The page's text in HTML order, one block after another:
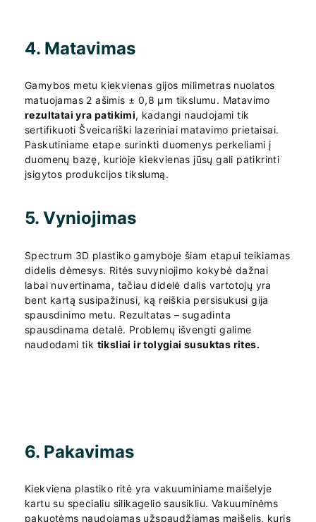
4. Matavimas
Gamybos metu kiekvienas gijos milimetras nuolatos
matuojamas 2 ašimis ± 0,8 µm tikslumu. Matavimo
rezultatai yra patikimi, kadangi naudojami tik
sertifikuoti Šveicariški lazeriniai matavimo prietaisai.
Paskutiniame etape surinkti duomenys perkeliami į
duomenų bazę, kurioje kiekvienas jūsų gali patikrinti
įsigytos produkcijos tikslumą.
5. Vyniojimas
Spectrum 3D plastiko gamyboje šiam etapui teikiamas
didelis dėmesys. Ritės suvyniojimo kokybė dažnai
labai nuvertinama, tačiau didelė dalis vartotojų yra
bent kartą susipažinusi, ką reiškia persisukusi gija
spausdinimo metu. Rezultatas – sugadinta
spausdinama detalė. Problemų išvengti galime
naudodami tik tiksliai ir tolygiai susuktas rites.
6. Pakavimas
Kiekviena plastiko ritė yra vakuuminiame maišelyje
kartu su specialiu silikagelio sausikliu. Vakuuminėms
pakuotėms naudojamas užspaudžiamas maišelis, kuris